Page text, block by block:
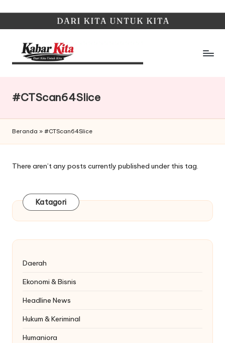
content
a
a
r
K
a
Untuk
#CTScan64Slice
Beranda » #CTScan64Slice
There aren’t any posts currently published under this tag.
Katagori
Daerah
Ekonomi & Bisnis
Headline News
Hukum & Keriminal
Humaniora